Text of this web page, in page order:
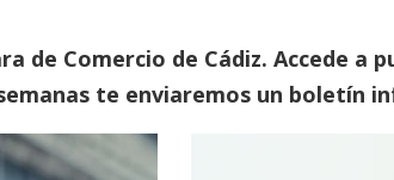
de Comercio de Cádiz. Accede
te enviaremos un boletín